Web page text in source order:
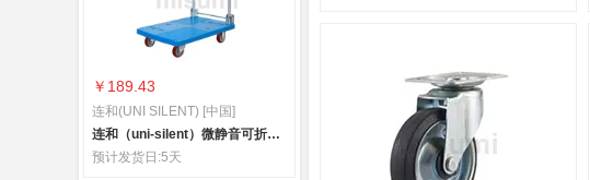
￥189.43
连和(UNI SILENT) [中国]
连和（uni-silent）微静音可折叠扶手平板小推车
预计发货日:5天